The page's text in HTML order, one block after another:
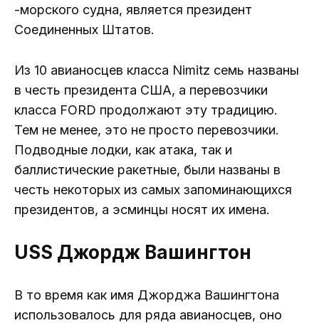
-морского судна, является президент
Соединенных Штатов.
Из 10 авианосцев класса Nimitz семь названы
в честь президента США, а перевозчики
класса FORD продолжают эту традицию.
Тем не менее, это не просто перевозчики.
Подводные лодки, как атака, так и
баллистические ракетные, были названы в
честь некоторых из самых запоминающихся
президентов, а эсминцы носят их имена.
USS Джордж Вашингтон
В то время как имя Джорджа Вашингтона
использовалось для ряда авианосцев, оно